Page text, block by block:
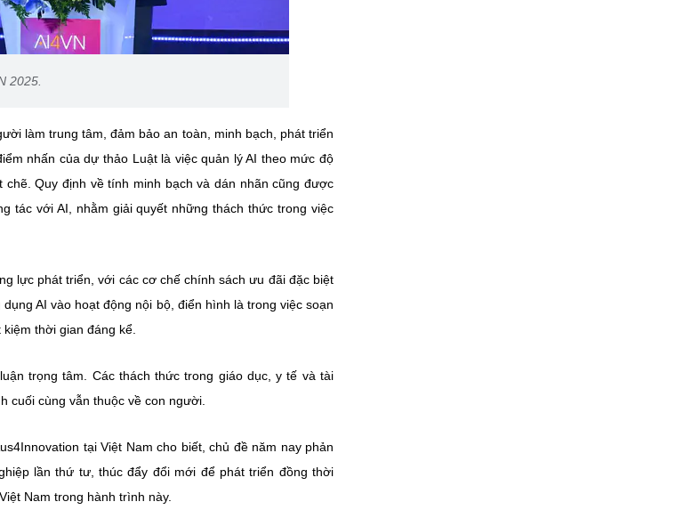
2025.
làm trung tâm, đảm bảo an toàn, minh bạch, phát triển
nhấn của dự thảo Luật là việc quản lý AI theo mức độ
Quy định về tính minh bạch và dán nhãn cũng được
tác với AI, nhằm giải quyết những thách thức trong việc
lực phát triển, với các cơ chế chính sách ưu đãi đặc biệt
AI vào hoạt động nội bộ, điển hình là trong việc soạn
thời gian đáng kể.
trọng tâm. Các thách thức trong giáo dục, y tế và tài
cuối cùng vẫn thuộc về con người.
tại Việt Nam cho biết, chủ đề năm nay phản
lần thứ tư, thúc đẩy đổi mới để phát triển đồng thời
Nam trong hành trình này.